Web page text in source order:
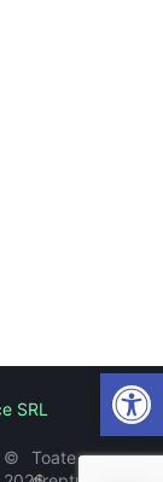
©
Toate
SRL